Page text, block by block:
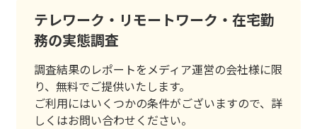
テレワーク・リモートワーク・在宅勤
務の実態調査
調査結果のレポートをメディア運営の会社様に限
り、無料でご提供いたします。
ご利用にはいくつかの条件がございますので、詳
しくはお問い合わせください。